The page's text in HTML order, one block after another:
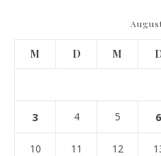
M D M
3 4 5 6
10 11 12